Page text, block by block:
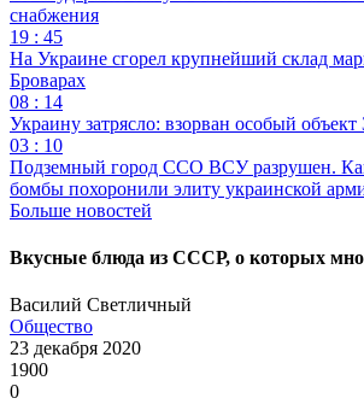
снабжения
19 : 45
На Украине сгорел крупнейший склад
Броварах
08 : 14
Украину затрясло: взорван особый объект
03 : 10
Подземный город ССО ВСУ разрушен.
бомбы похоронили элиту украинской
Больше новостей
Вкусные блюда из СССР, о которых
Василий Светличный
Общество
23 декабря 2020
1900
0